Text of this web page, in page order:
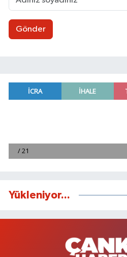
Gönder
Yükleniyor...